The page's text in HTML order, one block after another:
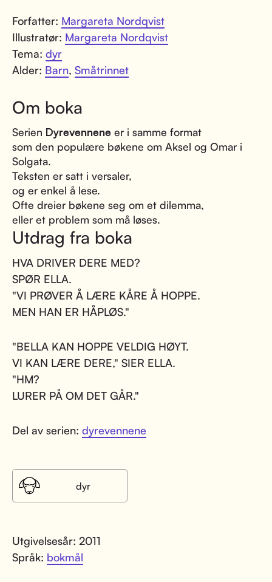
Forfatter: Margareta Nordqvist
Illustratør: Margareta Nordqvist
Tema: dyr
Alder: Barn, Småtrinnet
Om boka
Serien Dyrevennene er i samme format
som den populære bøkene om Aksel og Omar i
Solgata.
Teksten er satt i versaler,
og er enkel å lese.
Ofte dreier bøkene seg om et dilemma,
eller et problem som må løses.
Utdrag fra boka
HVA DRIVER DERE MED?
SPØR ELLA.
"VI PRØVER Å LÆRE KÅRE Å HOPPE.
MEN HAN ER HÅPLØS."
"BELLA KAN HOPPE VELDIG HØYT.
VI KAN LÆRE DERE," SIER ELLA.
"HM?
LURER PÅ OM DET GÅR."
Del av serien: dyrevennene
dyr
Utgivelsesår: 2011
Språk: bokmål